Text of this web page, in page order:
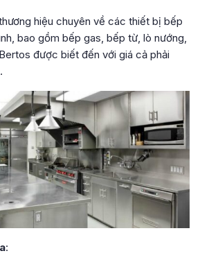
hiệu chuyên về các thiết bị bếp
bao gồm bếp gas, bếp từ, lò nướng,
được biết đến với giá cả phải
: